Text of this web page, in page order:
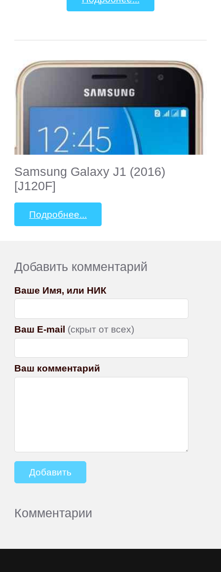
Samsung Galaxy J1 (2016)
[J120F]
Подробнее...
Добавить комментарий
Ваше Имя, или НИК
Ваш E-mail (скрыт от всех)
Ваш комментарий
Комментарии